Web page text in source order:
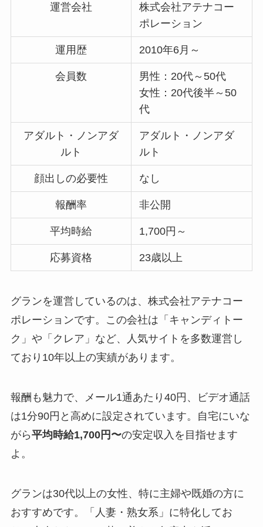
運営会社
株式会社アテナコー
ポレーション
運用歴 2010年6月～
会員数
男性：20代～50代
女性：20代後半～50
代
アダルト・ノンアダ
ルト
アダルト・ノンアダ
ルト
顔出しの必要性 なし
報酬率 非公開
平均時給 1,700円～
応募資格 23歳以上
グランを運営しているのは、株式会社アテナコー
ポレーションです。この会社は「キャンディトー
ク」や「クレア」など、人気サイトを多数運営し
ており10年以上の実績があります。
報酬も魅力で、メール1通あたり40円、ビデオ通話
は1分90円と高めに設定されています。自宅にいな
がら平均時給1,700円〜の安定収入を目指せます
よ。
グランは30代以上の女性、特に主婦や既婚の方に
おすすめです。「人妻・熟女系」に特化してお